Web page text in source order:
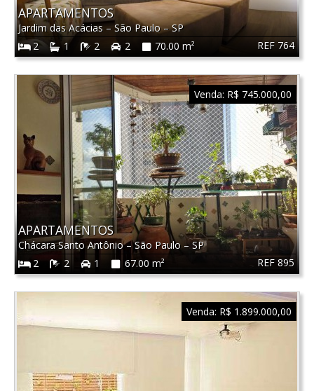
REF 764
APARTAMENTOS
Jardim das Acácias–São Paulo–SP
2
1 2 2 70.00 m²
REF 895
APARTAMENTOS
Chácara Santo Antônio–São Paulo–SP
2
2 1 67.00 m²
Venda: R$ 745.000,00
Venda: R$ 1.899.000,00